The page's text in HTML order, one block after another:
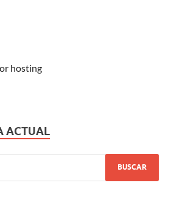
ACTUAL